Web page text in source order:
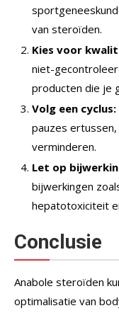
van steroïden.
Kies voor
niet-
producten die je
Volg een cyclus:
pauzes
verminderen.
Let op
bijwerkingen
hepatotoxiciteit
Conclusie
Anabole steroïden
optimalisatie van